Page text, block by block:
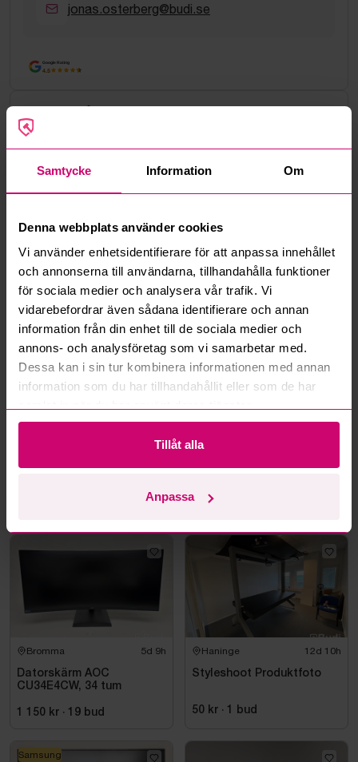
Samtycke Information Om
Denna webbplats använder cookies
Vi använder enhetsidentifierare för att anpassa innehållet
och annonserna till användarna, tillhandahålla funktioner
för sociala medier och analysera vår trafik. Vi
vidarebefordrar även sådana identifierare och annan
information från din enhet till de sociala medier och
annons- och analysföretag som vi samarbetar med.
Dessa kan i sin tur kombinera informationen med annan
information som du har tillhandahållit eller som de har
Tillåt alla
Anpassa
jonas.osterberg@budi.se
Google Rating
4.5
Hur fungerar manuella bud?
Vad är ett reservationspris?
Hur fungerar maxbud?
Hur fungerar budmotorn?
Kan jag ångra ett bud?
Kan ni frakta mina vunna objekt?
Mer från samma kategori
Bromma 5d 9h
Datorskärm AOC
CU34E4CW, 34 tum
1 150 kr · 19 bud
Haninge 12d 10h
Styleshoot Produktfoto
50 kr · bud
Samsung